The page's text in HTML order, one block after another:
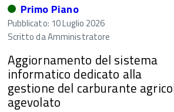
Primo Piano
Pubblicato: 10 Luglio 2026
Scritto daAmministratore
Aggiornamento del sistema
informatico dedicato alla
gestione del carburante
agevolato